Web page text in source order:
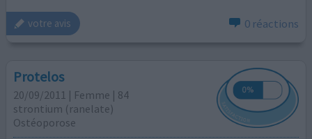
votre avis 0 réactions
Protelos
20/09/2011 | Femme | 84
strontium (ranelate)
Ostéoporose